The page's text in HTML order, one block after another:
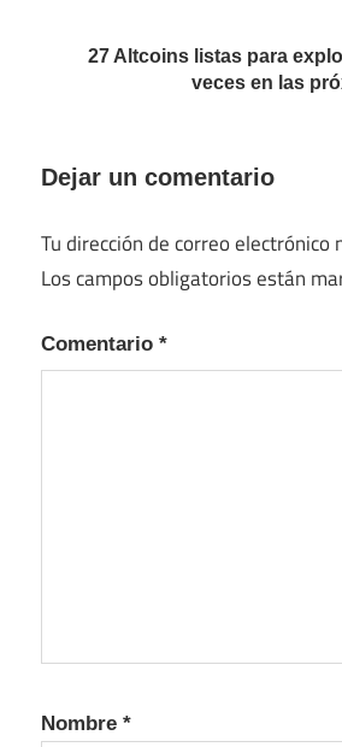
27 Altcoins listas para
veces en las
Dejar un comentario
Tu dirección de correo electrónico
Los campos obligatorios están
Comentario *
Nombre *